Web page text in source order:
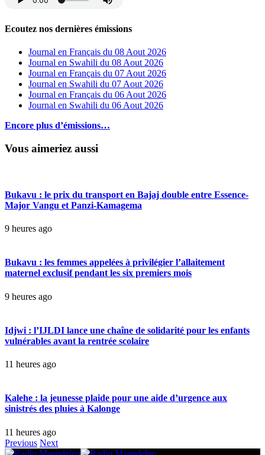
Ecoutez nos dernières émissions
Journal en Français du 08 Aout 2026
Journal en Swahili du 08 Aout 2026
Journal en Français du 07 Aout 2026
Journal en Swahili du 07 Aout 2026
Journal en Français du 06 Aout 2026
Journal en Swahili du 06 Aout 2026
Encore plus d’émissions…
Vous aimeriez aussi
Bukavu : le prix du transport en Bajaj double entre Essence-
Major Vangu et Panzi-Kamagema
9 heures ago
Bukavu : les femmes appelées à privilégier l’allaitement
maternel exclusif pendant les six premiers mois
9 heures ago
Idjwi : l’IJLDI lance une chaîne de solidarité pour les enfants
vulnérables avant la rentrée scolaire
11 heures ago
Kalehe : la jeunesse plaide pour une aide d’urgence aux
sinistrés des pluies à Kalonge
11 heures ago
Previous Next